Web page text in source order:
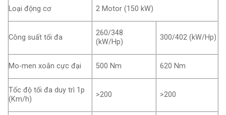
Loại động cơ 2 Motor (150 kW)
Công suất tối đa
260/348
(kW/Hp)
300/402 (kW/Hp)
Mo-men xoắn cực đại 500 Nm 620 Nm
Tốc độ tối đa duy trì 1p
(Km/h)
>200 >200